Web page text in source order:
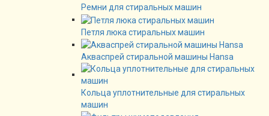
Ремни для стиральных машин
Петля люка стиральных машин
Акваспрей стиральной машины Hansa
Кольца уплотнительные для стиральных
машин